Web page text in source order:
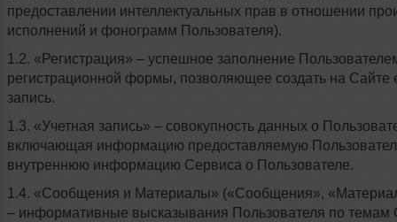
предоставлении интеллектуальных прав в отношении
исполнений и фонограмм Пользователя).
1.2. «Регистрация» – успешное заполнение
регистрационной формы, позволяющее создать на Сайте
запись.
1.3. «Учетная запись» – совокупность данных о
включающая информацию предоставляемую
внутреннюю информацию Сервиса о Пользователе.
1.4. «Сообщения и Материалы» («Сообщения»,
– информативные высказывания Пользователя по темам